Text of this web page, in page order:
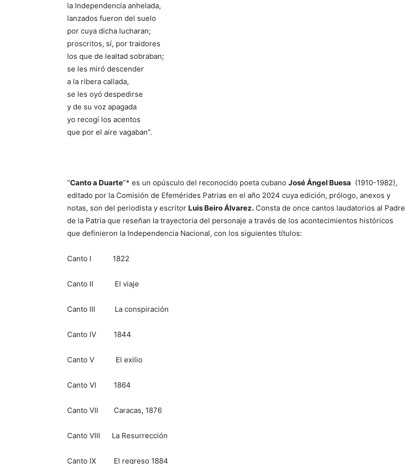
la Independencia anhelada,
lanzados fueron del suelo
por cuya dicha lucharan;
proscritos, sí, por traidores
los que de lealtad sobraban;
se les miró descender
a la ribera callada,
se les oyó despedirse
y de su voz apagada
yo recogí los acentos
que por el aire vagaban”.
“Canto a Duarte”* es un opúsculo del reconocido poeta cubano José Ángel Buesa (1910-1982),
editado por la Comisión de Efemérides Patrias en el año 2024 cuya edición, prólogo, anexos y
notas, son del periodista y escritor Luis Beiro Álvarez. Consta de once cantos laudatorios al Padre
de la Patria que reseñan la trayectoria del personaje a través de los acontecimientos históricos
que definieron la Independencia Nacional, con los siguientes títulos:
Canto I 1822
Canto II El viaje
Canto III La conspiración
Canto IV 1844
Canto V El exilio
Canto VI 1864
Canto VII Caracas, 1876
Canto VIII La Resurrección
Canto IX El regreso 1884